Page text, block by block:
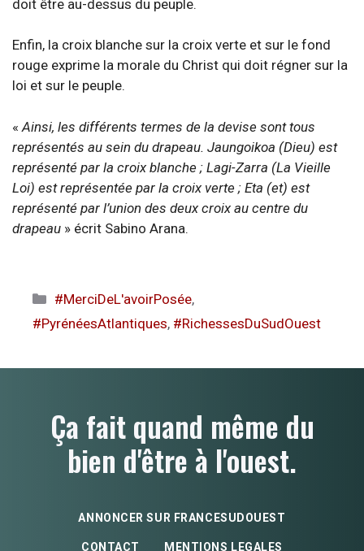
doit être au-dessus du peuple.
Enfin, la croix blanche sur la croix verte et sur le fond
rouge exprime la morale du Christ qui doit régner sur la
loi et sur le peuple.
« Ainsi, les différents termes de la devise sont tous
représentés au sein du drapeau. Jaungoikoa (Dieu) est
représenté par la croix blanche ; Lagi-Zarra (La Vieille
Loi) est représentée par la croix verte ; Eta (et) est
représenté par l’union des deux croix au centre du
drapeau » écrit Sabino Arana.
Catégories
#MerciDeL'avoirPosée,
#PyrénéesAtlantiques, #RichessesDuSudOuest
Ça fait quand même du
bien d'être à l'ouest.
ANNONCER SUR FRANCESUDOUEST
CONTACT MENTIONS LEGALES